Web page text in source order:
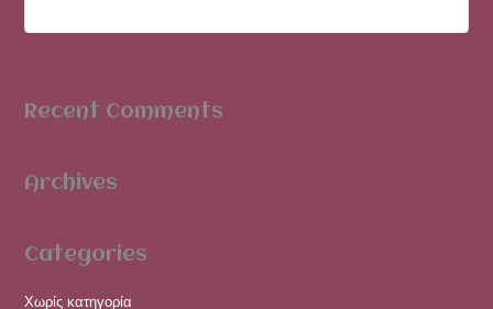
Recent Comments
Archives
Categories
Χωρίς κατηγορία